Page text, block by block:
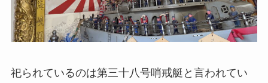
祀られているのは第三十八号哨戒艇と言われてい